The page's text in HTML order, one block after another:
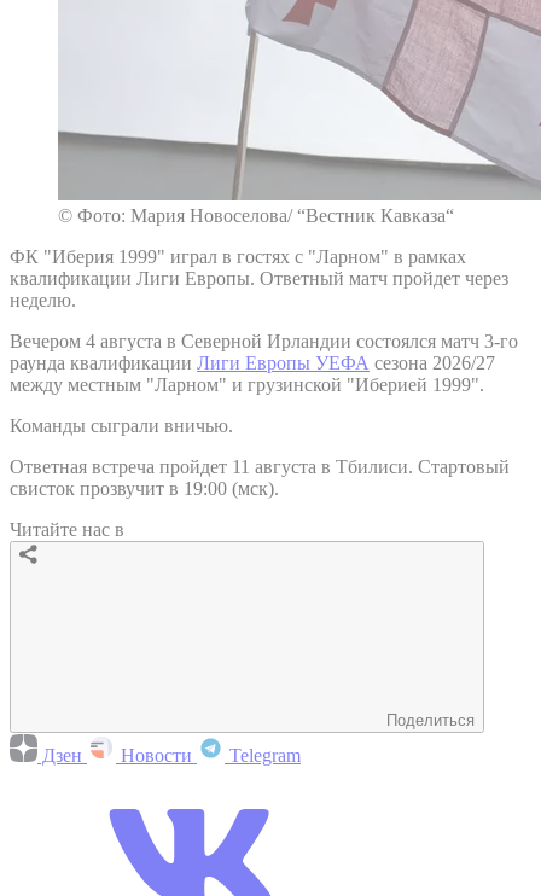
© Фото: Мария Новоселова/ “Вестник Кавказа“
ФК "Иберия 1999" играл в гостях с "Ларном" в рамках
квалификации Лиги Европы. Ответный матч пройдет через
неделю.
Вечером 4 августа в Северной Ирландии состоялся матч 3-го
раунда квалификации Лиги Европы УЕФА сезона 2026/27
между местным "Ларном" и грузинской "Иберией 1999".
Команды сыграли вничью.
Ответная встреча пройдет 11 августа в Тбилиси. Стартовый
свисток прозвучит в 19:00 (мск).
Читайте нас в
Поделиться
Дзен Новости Telegram